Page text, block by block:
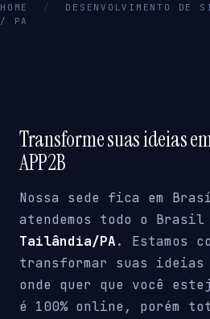
HOME /
DESENVOLVIMENTO DE
/ PA
Transforme suas ideias
APP2B
Nossa sede fica em
atendemos todo o
Tailândia/PA. Estamos
transformar suas ideias
onde quer que você
é 100% online, porém